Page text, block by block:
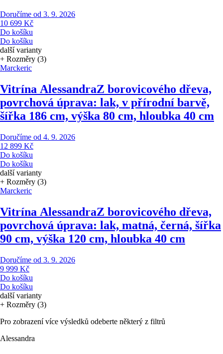
Doručíme od 3. 9. 2026
10 699 Kč
Do košíku
Do košíku
další varianty
+ Rozměry (3)
Marckeric
Vitrína AlessandraZ borovicového dřeva,
povrchová úprava: lak, v přírodní barvě,
šířka 186 cm, výška 80 cm, hloubka 40 cm
Doručíme od 4. 9. 2026
12 899 Kč
Do košíku
Do košíku
další varianty
+ Rozměry (3)
Marckeric
Vitrína AlessandraZ borovicového dřeva,
povrchová úprava: lak, matná, černá, šířka
90 cm, výška 120 cm, hloubka 40 cm
Doručíme od 3. 9. 2026
9 999 Kč
Do košíku
Do košíku
další varianty
+ Rozměry (3)
Pro zobrazení více výsledků odeberte některý z filtrů
Alessandra